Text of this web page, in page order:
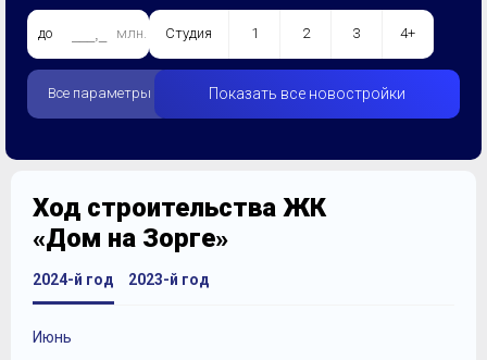
до млн. Студия 1 2 3 4+
Все параметры Показать все новостройки
Ход строительства ЖК
«Дом на Зорге»
2024-й год
Июнь
2023-й год